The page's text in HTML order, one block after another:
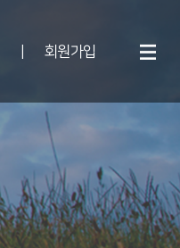
회원가입